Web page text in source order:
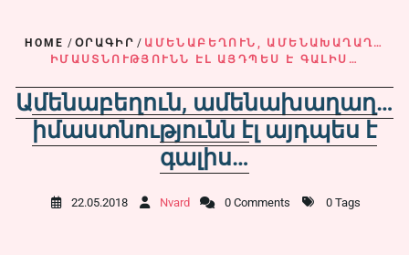
HOME / ՕՐԱԳԻՐ / ԱՄԵՆԱԲԵՂՈՒՆ, ԱՄԵՆԱԽԱՂԱՂ…
ԻՄԱՍՏՆՈՒԹՅՈՒՆՆ ԷԼ ԱՅԴՊԵՍ Է ԳԱԼԻՍ…
Ամենաբեղուն, ամենախաղաղ…
իմաստնությունն էլ այդպես է
գալիս…
22.05.2018 Nvard 0 Comments 0 Tags